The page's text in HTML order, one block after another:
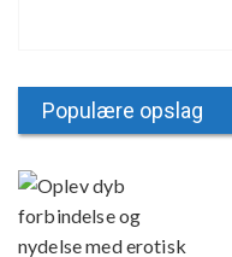
Populære opslag